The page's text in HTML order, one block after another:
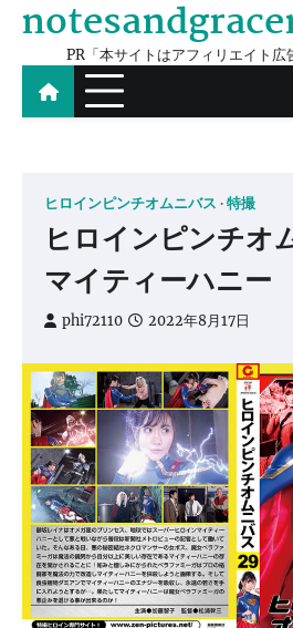
Skip
contentPR「本サイトはアフィリエイト広
ヒロインピンチオムニバス 特撮
ヒロインピンチオ
マイティーハニー
phi72110 2022年8月17日